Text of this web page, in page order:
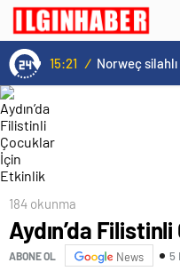
15:21 /
184 okunma
Aydın’da
ABONE OL News 5